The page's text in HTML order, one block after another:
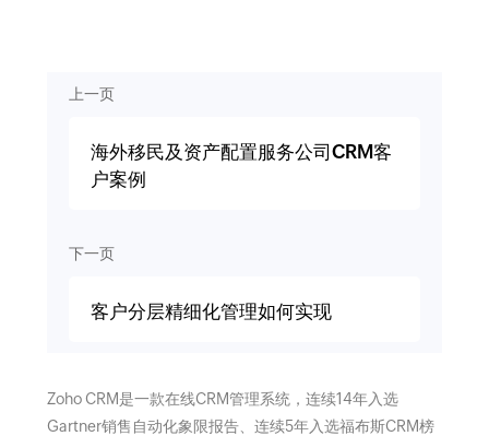
上一页
海外移民及资产配置服务公司CRM客
户案例
下一页
客户分层精细化管理如何实现
Zoho CRM是一款在线CRM管理系统，连续14年入选
Gartner销售自动化象限报告、连续5年入选福布斯CRM榜